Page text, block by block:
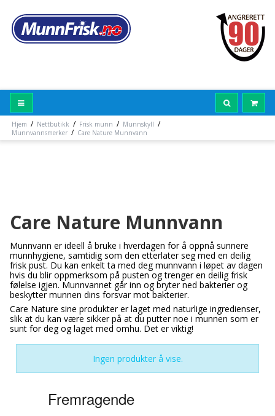
Hjem / Nettbutikk / Frisk munn / Munnskyll /
Munnvannsmerker / Care Nature Munnvann
Care Nature Munnvann
Munnvann er ideell å bruke i hverdagen for å oppnå sunnere
munnhygiene, samtidig som den etterlater seg med en deilig
frisk pust. Du kan enkelt ta med deg munnvann i løpet av dagen
hvis du blir oppmerksom på pusten og trenger en deilig frisk
følelse igjen. Munnvannet går inn og bryter ned bakterier og
beskytter munnen dins forsvar mot bakterier.
Care Nature sine produkter er laget med naturlige ingredienser,
slik at du kan være sikker på at du putter noe i munnen som er
sunt for deg og laget med omhu. Det er viktig!
Ingen produkter å vise.